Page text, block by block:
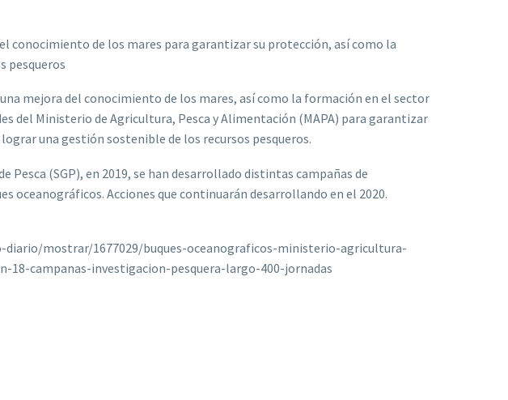
conocimiento de los mares para garantizar su protección, así como la
pesqueros
mejora del conocimiento de los mares, así como la formación en el sector
del Ministerio de Agricultura, Pesca y Alimentación (MAPA) para garantizar
una gestión sostenible de los recursos pesqueros.
Pesca (SGP), en 2019, se han desarrollado distintas campañas de
oceanográficos. Acciones que continuarán desarrollando en el 2020.
mostrar/1677029/buques-oceanograficos-ministerio-agricultura-
18-campanas-investigacion-pesquera-largo-400-jornadas